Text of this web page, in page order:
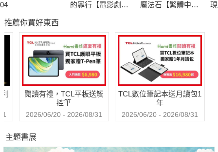
04
的罪行【電影劇本
魔法石【繁體中文
推薦你買好東西
閱讀有禮，TCL平板送觸
控筆
2026/06/20 - 2026/08/31
TCL數位筆記本送月讀包1
年
2026/06/20 - 2026/08/31
主題書展